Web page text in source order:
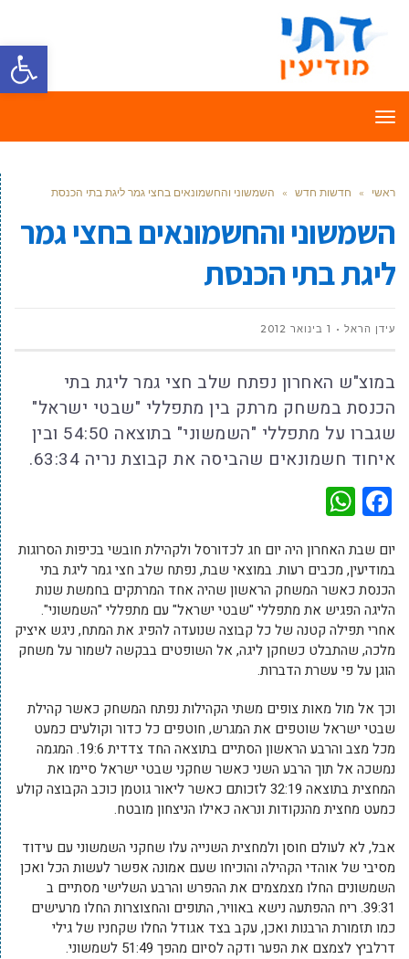
פתח
תפריט
ראשי » חדשות חדש » השמשוני והחשמונאים בחצי גמר ליגת בתי הכנסת
השמשוני והחשמונאים בחצי גמר
ליגת בתי הכנסת
עידן הראל 1 בינואר 2012
במוצ"ש האחרון נפתח שלב חצי גמר ליגת בתי
הכנסת במשחק מרתק בין מתפללי "שבטי ישראל"
שגברו על מתפללי "השמשוני" בתוצאה 54:50 ובין
איחוד חשמונאים שהביסה את קבוצת נריה 63:34.
Facebook
יום שבת האחרון היה יום חג לכדורסל ולקהילת חובשי בכיפות הסרוגות
במודיעין, מכבים רעות. במוצאי שבת, נפתח שלב חצי גמר ליגת בתי
הכנסת כאשר המשחק הראשון שהיה אחד המרתקים בחמשת שנות
הליגה הפגיש את מתפללי "שבטי ישראל" עם מתפללי "השמשוני".
אחרי תפילה קטנה של כל קבוצה שנועדה להפיג את המתח, ניגש איציק
מלכה, שהתבלט כשחקן ליגה, אל השופטים בבקשה לשמור על משחק
הוגן על פי עשרת הדברות.
וכך אל מול מאות צופים משתי הקהילות נפתח המשחק כאשר קהילת
שבטי ישראל שוטפים את המגרש, חוטפים כל כדור וקולעים כמעט
מכל מצב והרבע הראשון הסתיים בתוצאה החד צדדית 19:6. המגמה
נמשכה אל תוך הרבע השני כאשר שחקני שבטי ישראל סיימו את
המחצית בתוצאה 32:19 לזכותם כאשר ליאור גוטמן כוכב הקבוצה קולע
כמעט מחצית מהנקודות ונראה כאילו הניצחון מובטח.
אבל, לא לעולם חוסן ולמחצית השנייה עלו שחקני השמשוני עם עידוד
מסיבי של אוהדי הקהילה והוכיחו שעם אמונה אפשר לעשות הכל ואכן
השמשונים החלו מצמצמים את ההפרש והרבע השלישי מסתיים ב
39:31. ריח ההפתעה נישא באוויר, התופים והחצוצרות החלו מרעישים
כמו תזמורת הרבנות ואכן, עקב בצד אגודל החלו שקחניו של גילי
דרלביץ לצמצם את הפער ודקה לסיום מהפך 51:49 לשמשוני.